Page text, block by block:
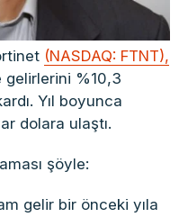
(NASDAQ: FTNT),
gelirlerini %10,3
Yıl boyunca
dolara ulaştı.
şöyle:
gelir bir önceki yıla